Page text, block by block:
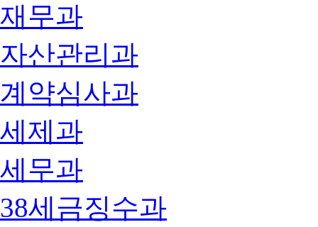
재무과
자산관리과
계약심사과
세제과
세무과
38세금징수과